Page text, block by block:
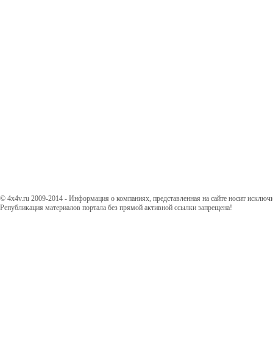
© 4x4v.ru 2009-2014 - Информация о компаниях, представленная на сайте носит
Републикация материалов портала без прямой активной ссылки запрещена!